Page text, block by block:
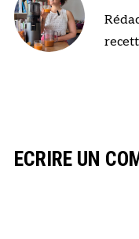
ECRIRE UN